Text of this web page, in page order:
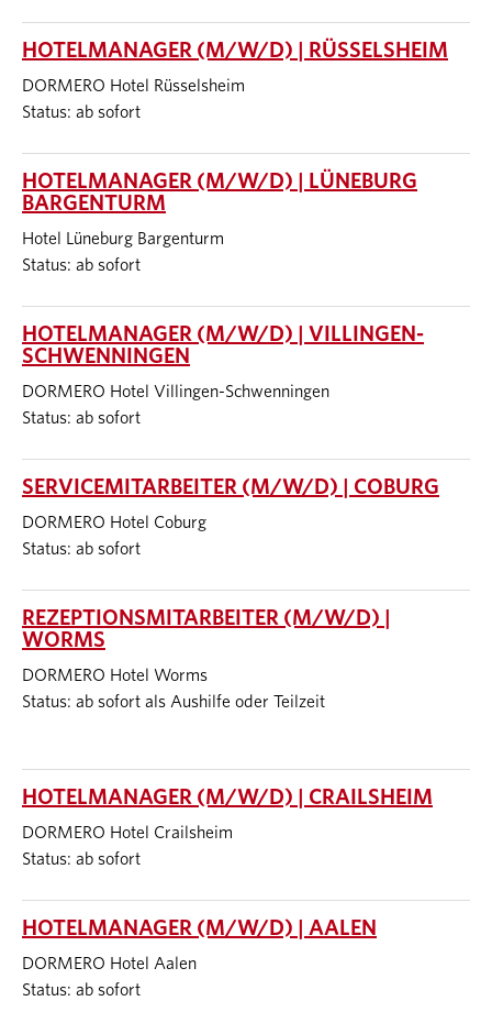
HOTELMANAGER (M/W/D) | RÜSSELSHEIM
DORMERO Hotel Rüsselsheim
Status: ab sofort
HOTELMANAGER (M/W/D) | LÜNEBURG
BARGENTURM
Hotel Lüneburg Bargenturm
Status: ab sofort
HOTELMANAGER (M/W/D) | VILLINGEN-
SCHWENNINGEN
DORMERO Hotel Villingen-Schwenningen
Status: ab sofort
SERVICEMITARBEITER (M/W/D) | COBURG
DORMERO Hotel Coburg
Status: ab sofort
REZEPTIONSMITARBEITER (M/W/D) |
WORMS
DORMERO Hotel Worms
Status: ab sofort als Aushilfe oder Teilzeit
HOTELMANAGER (M/W/D) | CRAILSHEIM
DORMERO Hotel Crailsheim
Status: ab sofort
HOTELMANAGER (M/W/D) | AALEN
DORMERO Hotel Aalen
Status: ab sofort